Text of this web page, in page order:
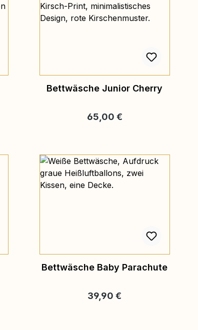
Bettwäsche Junior Cherry
Regulärer Preis:
65,00 €
Bettwäsche Baby Parachute
Regulärer Preis:
39,90 €